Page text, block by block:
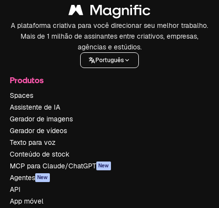
A plataforma criativa para você direcionar seu melhor trabalho.
Mais de 1 milhão de assinantes entre criativos, empresas,
agências e estúdios.
Português
Produtos
Spaces
Assistente de IA
Gerador de imagens
Gerador de vídeos
Texto para voz
Conteúdo de stock
MCP para Claude/ChatGPT New
Agentes New
API
App móvel